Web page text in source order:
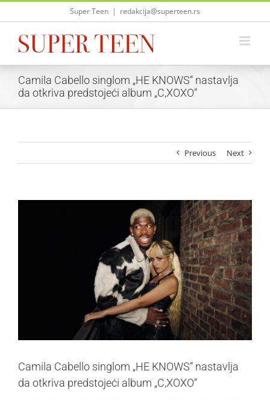
Skip
Super Teen | redakcija@superteen.rs
Camila Cabello singlom „HE KNOWS“ nastavlja
da otkriva predstojeći album „C,XOXO“
Previous Next
View
Camila Cabello singlom „HE KNOWS“ nastavlja
da otkriva predstojeći album „C,XOXO“